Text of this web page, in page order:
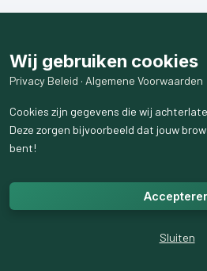
Wij gebruiken cookies
Privacy Beleid · Algemene Voorwaarden
Cookies zijn gegevens die wij
Deze zorgen bijvoorbeeld dat jouw
bent!
Sluiten